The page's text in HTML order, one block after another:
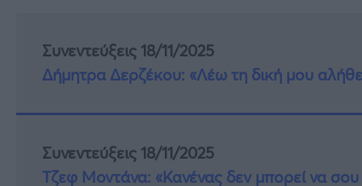
Συνεντεύξεις 18/11/2025
Δήμητρα Δερζέκου: «Λέω τη δική μου
Συνεντεύξεις 18/11/2025
Τζεφ Μοντάνα: «Κανένας δεν μπορεί να σου